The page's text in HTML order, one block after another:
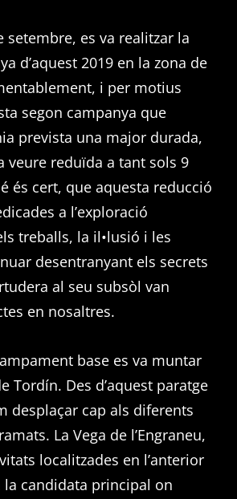
setembre, es va realitzar la
d’aquest 2019 en la zona de
i per motius
segon campanya que
prevista una major durada,
veure reduïda a tant sols 9
és cert, que aquesta reducció
a l’exploració
treballs, la il•lusió i les
desentranyant els secrets
al seu subsòl van
en nosaltres.
base es va muntar
Tordín. Des d’aquest paratge
desplaçar cap als diferents
La Vega de l’Engraneu,
localitzades en l’anterior
la candidata principal on